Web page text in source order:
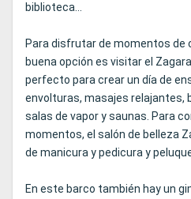
biblioteca...
Para disfrutar de momentos de
buena opción es visitar el
perfecto para crear un día de
envolturas, masajes relajantes,
salas de vapor y saunas. Para
momentos, el salón de belleza
de manicura y pedicura y
En este barco también hay un